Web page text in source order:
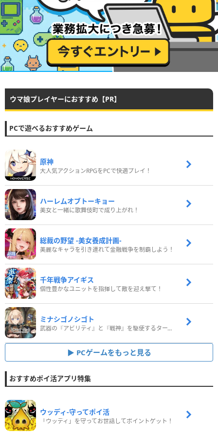
ウマ娘プレイヤーにおすすめ【PR】
PCで遊べるおすすめゲーム
原神
大人気アクションRPGをPCで快適プレイ！
ハーレムオブトーキョー
美女と一緒に歌舞伎町で成り上がれ！
総裁の野望 -美女養成計画-
美麗なキャラを引き連れて金融戦争を制覇しよう！
千年戦争アイギス
個性豊かなユニットを指揮して敵を迎え撃て！
ミナシゴノシゴト
武器の『アビリティ』と『戦神』を駆使するターン制コマンドバトルRPG！
PCゲームをもっと見る
おすすめポイ活アプリ特集
ウッディ‐守ってポイ活
「ウッディ」を守ってお世話してポイントゲット！